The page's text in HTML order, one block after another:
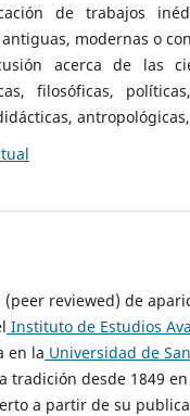
de trabajos
modernas o
acerca de las
filosóficas,
(peer reviewed) de
Instituto de Estudios
en la Universidad de
tradición desde 1849
a partir de su